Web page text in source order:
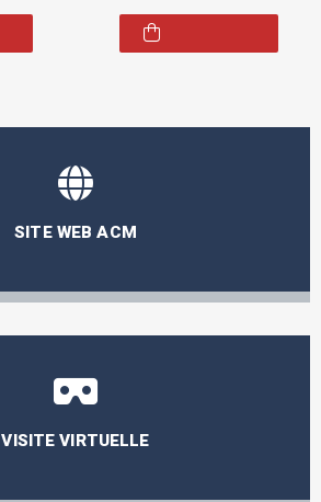
CLUB DE
MONACO" POUR
SITE WEB ACM
VISITE VIRTUELLE